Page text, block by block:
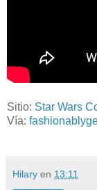
Sitio: Star Wars
Vía:
Hilary en 13:11